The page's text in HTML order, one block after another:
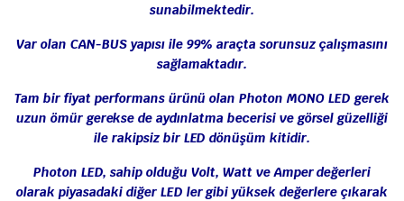
sunabilmektedir.
Var olan CAN-BUS yapısı ile 99% araçta sorunsuz çalışmasını
sağlamaktadır.
Tam bir fiyat performans ürünü olan Photon MONO LED gerek
uzun ömür gerekse de aydınlatma becerisi ve görsel güzelliği
ile rakipsiz bir LED dönüşüm kitidir.
Photon LED, sahip olduğu Volt, Watt ve Amper değerleri
olarak piyasadaki diğer LED ler gibi yüksek değerlere çıkarak